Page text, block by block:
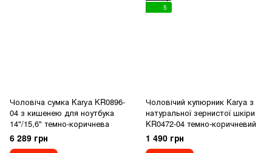
Чоловіча сумка Karya KR0896-
04 з кишенею для ноутбука
14"/15,6" темно-коричнева
6 289 грн
5
Чоловічий купюрник Karya з
натуральної зернистої шкіри
KR0472-04 темно-коричневий
1 490 грн